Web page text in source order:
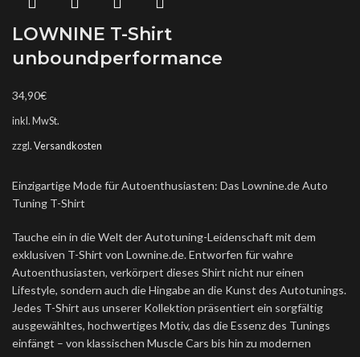
LOWNINE T-Shirt
unboundperformance
34,90€
inkl. MwSt.
zzgl. Versandkosten
Einzigartige Mode für Autoenthusiasten: Das Lownine.de Auto
Tuning T-Shirt
Tauche ein in die Welt der Autotuning-Leidenschaft mit dem
exklusiven T-Shirt von Lownine.de. Entworfen für wahre
Autoenthusiasten, verkörpert dieses Shirt nicht nur einen
Lifestyle, sondern auch die Hingabe an die Kunst des Autotunings.
Jedes T-Shirt aus unserer Kollektion präsentiert ein sorgfältig
ausgewähltes, hochwertiges Motiv, das die Essenz des Tunings
einfängt – von klassischen Muscle Cars bis hin zu modernen